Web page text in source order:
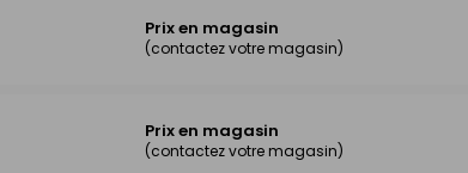
Prix en magasin
(contactez votre magasin)
Prix en magasin
(contactez votre magasin)